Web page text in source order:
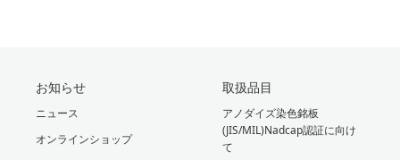
お知らせ
ニュース
オンラインショップ
取扱品目
アノダイズ染色銘板
(JIS/MIL)Nadcap認証に向け
て